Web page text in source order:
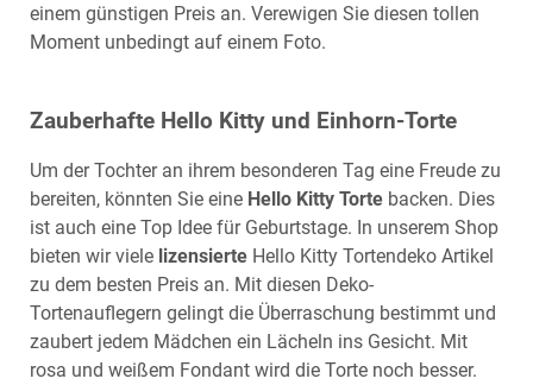
einem günstigen Preis an. Verewigen Sie diesen tollen
Moment unbedingt auf einem Foto.
Zauberhafte Hello Kitty und Einhorn-Torte
Um der Tochter an ihrem besonderen Tag eine Freude zu
bereiten, könnten Sie eine Hello Kitty Torte backen. Dies
ist auch eine Top Idee für Geburtstage. In unserem Shop
bieten wir viele lizensierte Hello Kitty Tortendeko Artikel
zu dem besten Preis an. Mit diesen Deko-
Tortenauflegern gelingt die Überraschung bestimmt und
zaubert jedem Mädchen ein Lächeln ins Gesicht. Mit
rosa und weißem Fondant wird die Torte noch besser.